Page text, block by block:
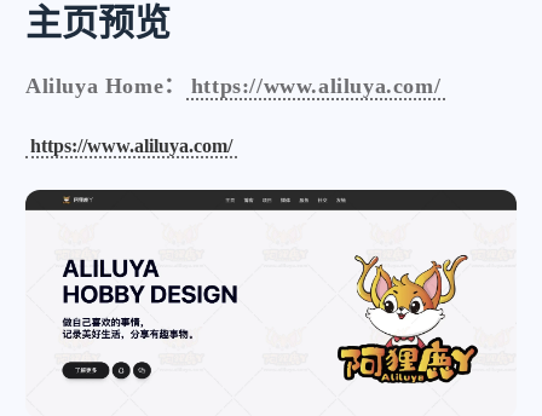
主页预览
Aliluya Home： https://www.aliluya.com/
https://www.aliluya.com/